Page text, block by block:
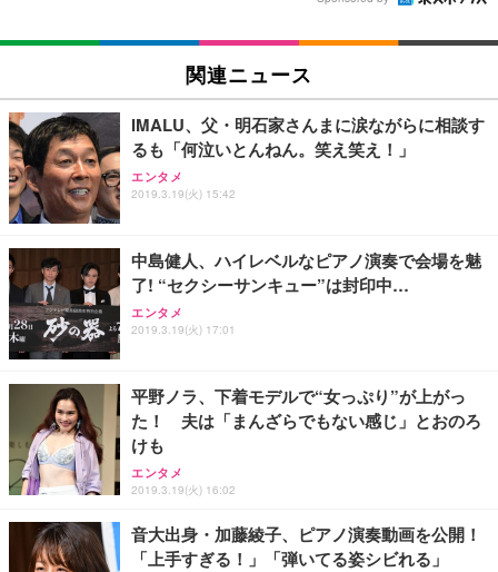
関連ニュース
IMALU、父・明石家さんまに涙ながらに相談す
るも「何泣いとんねん。笑え笑え！」
エンタメ
2019.3.19(火) 15:42
中島健人、ハイレベルなピアノ演奏で会場を魅
了! “セクシーサンキュー”は封印中…
エンタメ
2019.3.19(火) 17:01
平野ノラ、下着モデルで“女っぷり”が上がっ
た！ 夫は「まんざらでもない感じ」とおのろ
けも
エンタメ
2019.3.19(火) 16:02
音大出身・加藤綾子、ピアノ演奏動画を公開！
「上手すぎる！」「弾いてる姿シビれる」